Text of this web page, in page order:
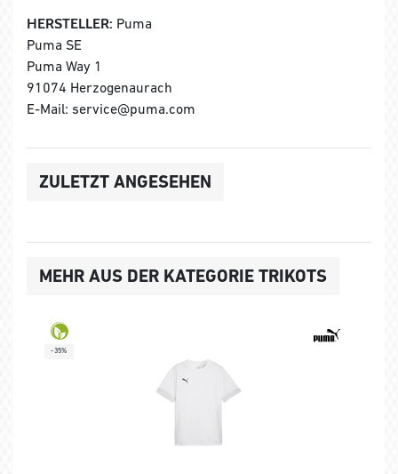
HERSTELLER: Puma
Puma SE
Puma Way 1
91074 Herzogenaurach
E-Mail: service@puma.com
ZULETZT ANGESEHEN
MEHR AUS DER KATEGORIE TRIKOTS
-35%